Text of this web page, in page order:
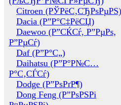
Citroen (РЎРёС‚СЂРѕРµРЅ)
Dacia (Р”Р°С‡РёСЏ)
Daewoo (Р”СЌСѓ, Р”РµРѕ,
Р”РµСѓ)
Daf (Р”Р°С„)
Daihatsu (Р”Р°Р№С…
Р°С‚СЃСѓ)
Dodge (Р”РѕРґР¶)
Dong Feng (Р”РѕРЅРі